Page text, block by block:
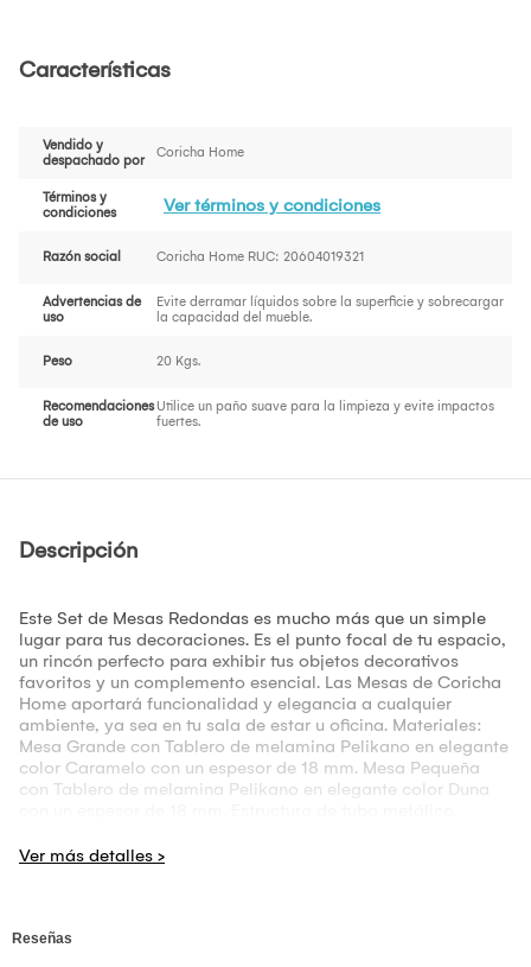
Características
Vendido y
despachado por
Coricha Home
Términos y
condiciones
Ver términos y condiciones
Razón social Coricha Home RUC: 20604019321
Advertencias de
uso
Evite derramar líquidos sobre la superficie y sobrecargar
la capacidad del mueble.
Peso 20 Kgs.
Recomendaciones
de uso
Utilice un paño suave para la limpieza y evite impactos
fuertes.
Descripción
Este Set de Mesas Redondas es mucho más que un simple
lugar para tus decoraciones. Es el punto focal de tu espacio,
un rincón perfecto para exhibir tus objetos decorativos
favoritos y un complemento esencial. Las Mesas de Coricha
Home aportará funcionalidad y elegancia a cualquier
ambiente, ya sea en tu sala de estar u oficina. Materiales:
Mesa Grande con Tablero de melamina Pelikano en elegante
color Caramelo con un espesor de 18 mm. Mesa Pequeña
con Tablero de melamina Pelikano en elegante color Duna
sofisticado tono Negro. Medidas: Diámetro: 70 cm Alto: 52
¡Absolutamente! Te lo entregamos 100% armado. P: ¿En